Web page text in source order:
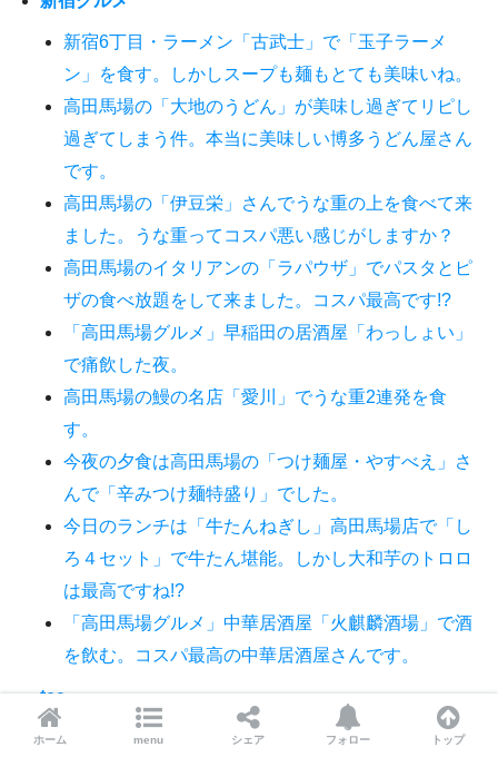
新宿6丁目・ラーメン「古武士」で「玉子ラーメ
ン」を食す。しかしスープも麺もとても美味いね。
高田馬場の「大地のうどん」が美味し過ぎてリピし
過ぎてしまう件。本当に美味しい博多うどん屋さん
です。
高田馬場の「伊豆栄」さんでうな重の上を食べて来
ました。うな重ってコスパ悪い感じがしますか？
高田馬場のイタリアンの「ラパウザ」でパスタとピ
ザの食べ放題をして来ました。コスパ最高です!?
「高田馬場グルメ」早稲田の居酒屋「わっしょい」
で痛飲した夜。
高田馬場の鰻の名店「愛川」でうな重2連発を食
す。
今夜の夕食は高田馬場の「つけ麺屋・やすべえ」さ
んで「辛みつけ麺特盛り」でした。
今日のランチは「牛たんねぎし」高田馬場店で「し
ろ４セット」で牛たん堪能。しかし大和芋のトロロ
は最高ですね!?
「高田馬場グルメ」中華居酒屋「火麒麟酒場」で酒
を飲む。コスパ最高の中華居酒屋さんです。
tea
美味しい緑茶でリラックスタイムを…日本茶は日本
ホーム menu シェア フォロー トップ